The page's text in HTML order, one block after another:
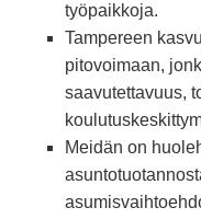
työpaikkoja.
Tampereen
pitovoimaan,
saavutettavuus,
Meidän on